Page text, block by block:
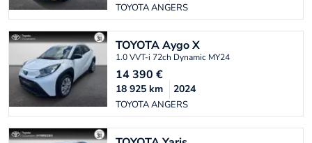
TOYOTA ANGERS
TOYOTAAygo X
1.0 VVT-i 72ch Dynamic MY24
14 390 €
TOYOTA ANGERS
18 925 km 2024